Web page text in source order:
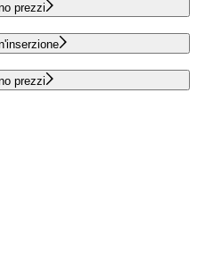
prezzi
prezzi